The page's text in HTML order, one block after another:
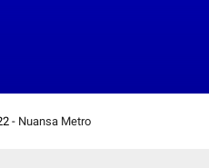
- Nuansa Metro